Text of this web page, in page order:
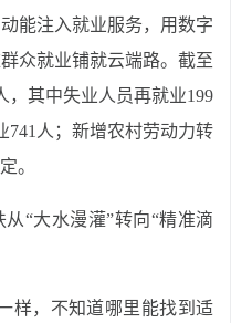
能注入就业服务，用数字
众就业铺就云端路。截至
，其中失业人员再就业199
741人；新增农村劳动力转
。
“大水漫灌”转向“精准滴
样，不知道哪里能找到适